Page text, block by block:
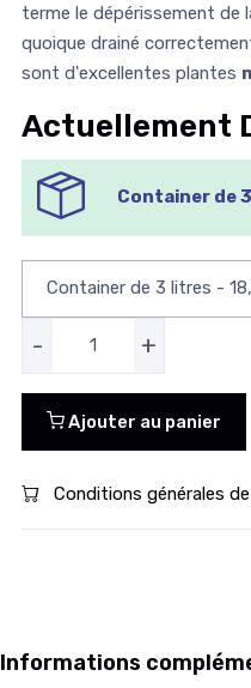
terme le dépérissement de
quoique drainé
sont d'excellentes plantes
Actuellement
Container de
- +
Ajouter au panier
Conditions générales
Informations